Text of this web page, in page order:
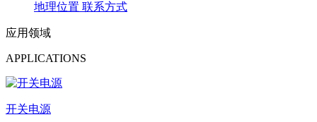
地理位置 联系方式
应用领域
APPLICATIONS
开关电源